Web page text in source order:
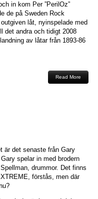
in kom Per ”PerilOz”
de på Sweden Rock
låt, nyinspelade med
det andra och tidigt 2008
av låtar från 1893-86
Read More
är det senaste från Gary
spelar in med brodern
drummor. Det finns
förstås, men där